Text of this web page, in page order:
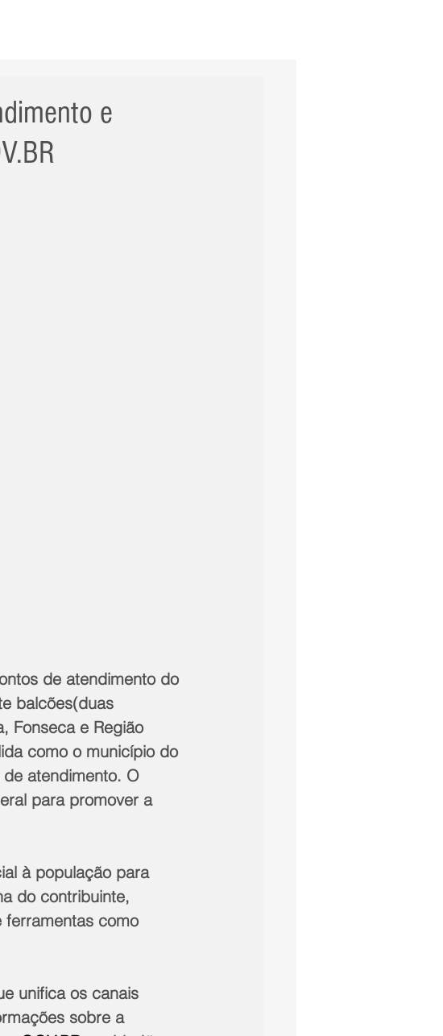
e
de atendimento do
balcões(duas
Fonseca e Região
como o município do
atendimento. O
para promover a
à população para
do contribuinte,
ferramentas como
unifica os canais
sobre a